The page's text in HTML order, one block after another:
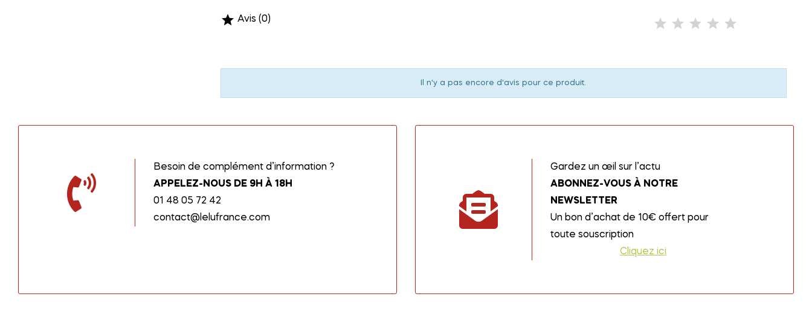
 Avis (0)
Il n'y a pas encore d'avis pour ce produit.
Besoin de complément d’information ?
APPELEZ-NOUS DE 9H À 18H
01 48 05 72 42
contact@lelufrance.com
Gardez un œil sur l’actu
ABONNEZ-VOUS À NOTRE
NEWSLETTER
Un bon d’achat de 10€ offert pour
toute souscription
Cliquez ici